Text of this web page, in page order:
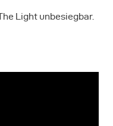
Light unbesiegbar.